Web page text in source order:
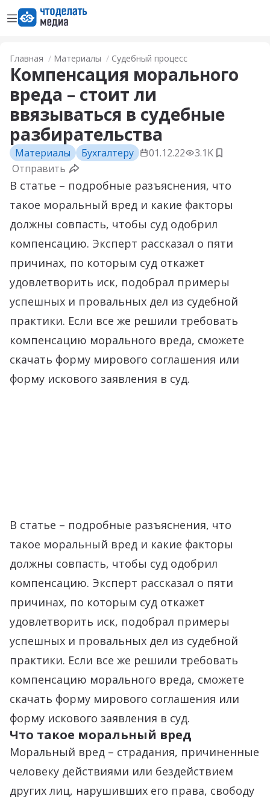
Открыть менюПерейти на главную страницу
Главная Материалы Судебный процесс
Компенсация морального
вреда – стоит ли
ввязываться в судебные
разбирательства
Материалы Бухгалтеру 01.12.22 3.1K Добавить
Отправить
В статье – подробные разъяснения, что
такое моральный вред и какие факторы
должны совпасть, чтобы суд одобрил
компенсацию. Эксперт рассказал о пяти
причинах, по которым суд откажет
удовлетворить иск, подобрал примеры
успешных и провальных дел из судебной
практики. Если все же решили требовать
компенсацию морального вреда, сможете
скачать форму мирового соглашения или
форму искового заявления в суд.
В статье – подробные разъяснения, что
такое моральный вред и какие факторы
должны совпасть, чтобы суд одобрил
компенсацию. Эксперт рассказал о пяти
причинах, по которым суд откажет
удовлетворить иск, подобрал примеры
успешных и провальных дел из судебной
практики. Если все же решили требовать
компенсацию морального вреда, сможете
скачать форму мирового соглашения или
форму искового заявления в суд.
Что такое моральный вред
Моральный вред – страдания, причиненные
человеку действиями или бездействием
других лиц, нарушивших его права, свободу